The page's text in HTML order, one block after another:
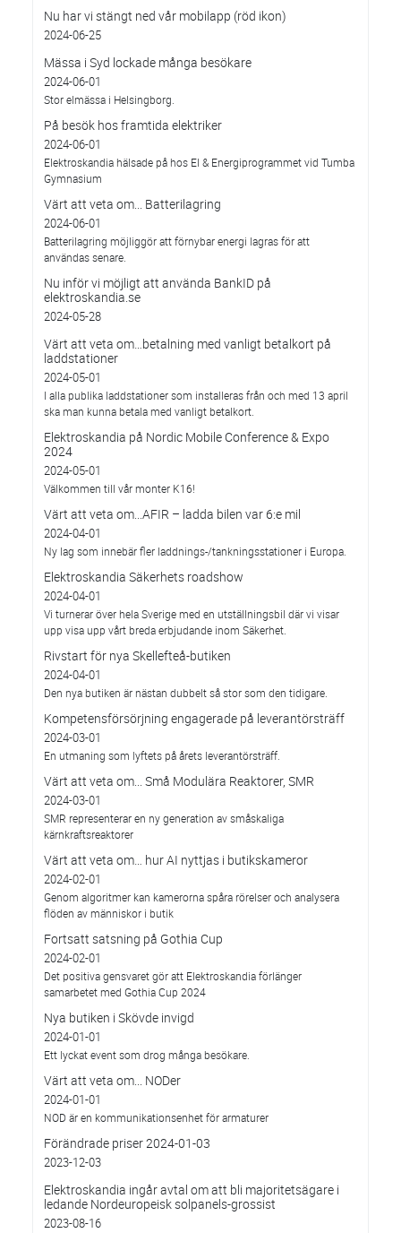
Nu har vi stängt ned vår mobilapp (röd ikon)
2024-06-25
Mässa i Syd lockade många besökare
2024-06-01
Stor elmässa i Helsingborg.
På besök hos framtida elektriker
2024-06-01
Elektroskandia hälsade på hos El & Energiprogrammet vid Tumba
Gymnasium
Värt att veta om... Batterilagring
2024-06-01
Batterilagring möjliggör att förnybar energi lagras för att
användas senare.
Nu inför vi möjligt att använda BankID på
elektroskandia.se
2024-05-28
Värt att veta om…betalning med vanligt betalkort på
laddstationer
2024-05-01
I alla publika laddstationer som installeras från och med 13 april
ska man kunna betala med vanligt betalkort.
Elektroskandia på Nordic Mobile Conference & Expo
2024
2024-05-01
Välkommen till vår monter K16!
Värt att veta om...AFIR – ladda bilen var 6:e mil
2024-04-01
Ny lag som innebär fler laddnings-/tankningsstationer i Europa.
Elektroskandia Säkerhets roadshow
2024-04-01
Vi turnerar över hela Sverige med en utställningsbil där vi visar
upp visa upp vårt breda erbjudande inom Säkerhet.
Rivstart för nya Skellefteå-butiken
2024-04-01
Den nya butiken är nästan dubbelt så stor som den tidigare.
Kompetensförsörjning engagerade på leverantörsträff
2024-03-01
En utmaning som lyftets på årets leverantörsträff.
Värt att veta om... Små Modulära Reaktorer, SMR
2024-03-01
SMR representerar en ny generation av småskaliga
kärnkraftsreaktorer
Värt att veta om… hur AI nyttjas i butikskameror
2024-02-01
Genom algoritmer kan kamerorna spåra rörelser och analysera
flöden av människor i butik
Fortsatt satsning på Gothia Cup
2024-02-01
Det positiva gensvaret gör att Elektroskandia förlänger
samarbetet med Gothia Cup 2024
Nya butiken i Skövde invigd
2024-01-01
Ett lyckat event som drog många besökare.
Värt att veta om... NODer
2024-01-01
NOD är en kommunikationsenhet för armaturer
Förändrade priser 2024-01-03
2023-12-03
Elektroskandia ingår avtal om att bli majoritetsägare i
ledande Nordeuropeisk solpanels-grossist
2023-08-16